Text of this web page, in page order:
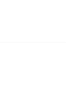
विराजे रामलला
आरोपी..!